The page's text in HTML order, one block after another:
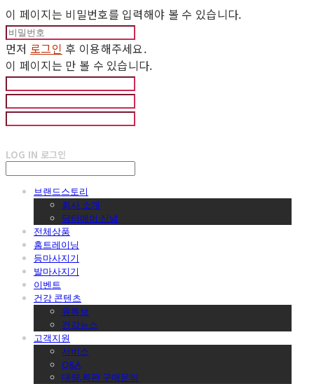
이 페이지는 비밀번호를 입력해야 볼 수 있습니다.
먼저 로그인 후 이용해주세요.
이 페이지는 만 볼 수 있습니다.
LOG IN 로그인
브랜드스토리
회사 소개
닥터에어 신념
전체상품
홈트레이닝
등마사지기
발마사지기
이벤트
건강 콘텐츠
유튜브
건강뉴스
고객지원
서비스
Q&A
대량,특판 구매문의